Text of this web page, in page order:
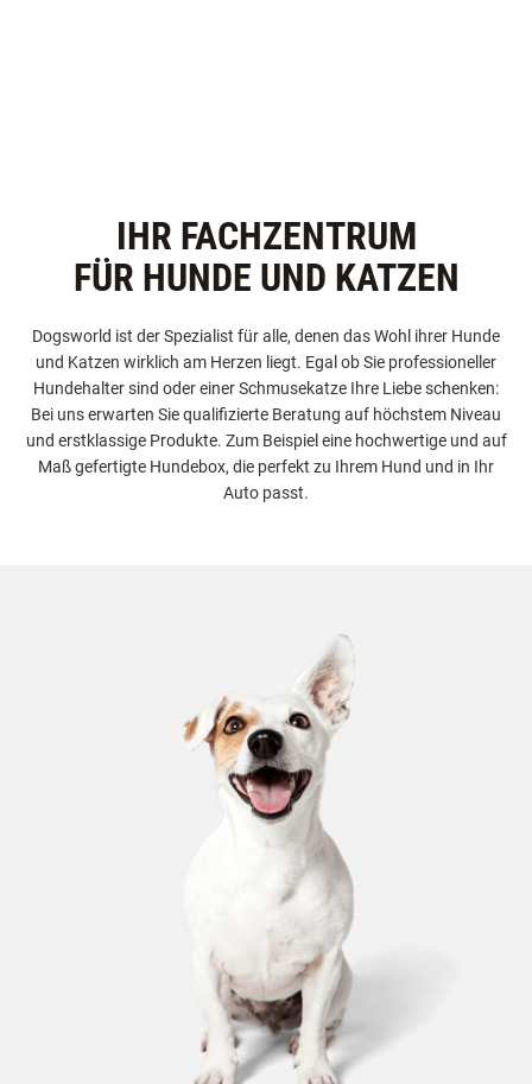
IHR FACHZENTRUM
FÜR HUNDE UND KATZEN
Dogsworld ist der Spezialist für alle, denen das Wohl ihrer Hunde
und Katzen wirklich am Herzen liegt. Egal ob Sie professioneller
Hundehalter sind oder einer Schmusekatze Ihre Liebe schenken:
Bei uns erwarten Sie qualifizierte Beratung auf höchstem Niveau
und erstklassige Produkte. Zum Beispiel eine hochwertige und auf
Maß gefertigte Hundebox, die perfekt zu Ihrem Hund und in Ihr
Auto passt.